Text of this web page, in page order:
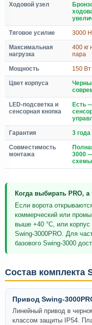
Ходовой узел
Тяговое усилие 3000 Н
Максимальная
нагрузка
400 кг
пара
Мощность 150 Вт
Цвет корпуса
LED-подсветка и
сенсорная кнопка
Есть
Гарантия 3 года
Совместимость
монтажа
3000
Когда выбирать PRO,
Если ворота
коммерческий или
выше +40 °C, или
Swing-3000PRO. Для
базового Swing-3000
Состав комплекта
Привод Swing-
Линейный привод в
классом защиты IP54.